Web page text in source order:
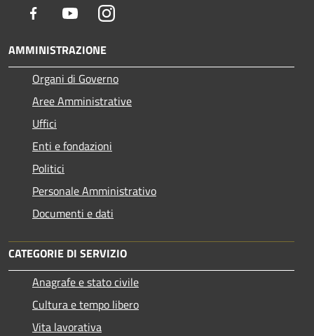
Facebook YoutubeInstagram
AMMINISTRAZIONE
Organi di Governo
Aree Amministrative
Uffici
Enti e fondazioni
Politici
Personale Amministrativo
Documenti e dati
CATEGORIE DI SERVIZIO
Anagrafe e stato civile
Cultura e tempo libero
Vita lavorativa